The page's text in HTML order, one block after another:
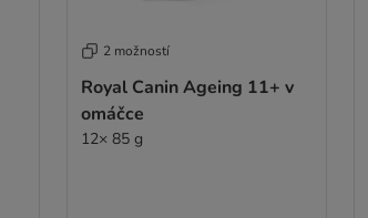
2 možností
Royal Canin Ageing 11+ v
omáčce
12× 85 g